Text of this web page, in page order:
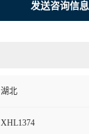
发送咨询信息
湖北
XHL1374